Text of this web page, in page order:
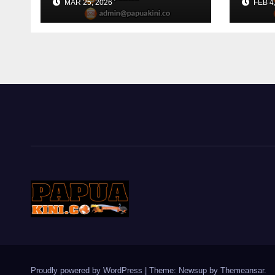
MAR 25, 2026 FEB
Proudly powered by WordPress | Theme: Newsup by Themeansar.